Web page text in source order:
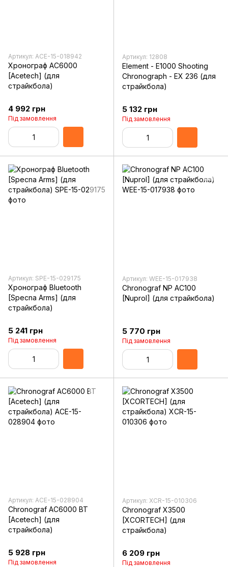
Артикул: ACE-15-018942
Хронограф AC6000
[Acetech] (для
страйкбола)
4 992 грн
Під замовлення
Артикул: 12808
Element - E1000 Shooting
Chronograph - EX 236 (для
страйкбола)
5 132 грн
Під замовлення
Артикул: SPE-15-029175
Хронограф Bluetooth
[Specna Arms] (для
страйкбола)
5 241 грн
Під замовлення
Артикул: WEE-15-017938
Chronograf NP AC100
[Nuprol] (для страйкбола)
5 770 грн
Під замовлення
Артикул: ACE-15-028904
Chronograf AC6000 BT
[Acetech] (для
страйкбола)
5 928 грн
Під замовлення
Артикул: XCR-15-010306
Chronograf X3500
[XCORTECH] (для
страйкбола)
6 209 грн
Під замовлення